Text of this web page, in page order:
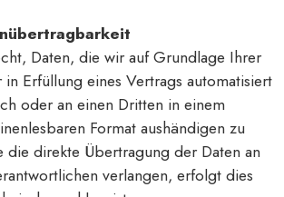
Daten, die wir auf Grundlage Ihrer
Erfüllung eines Vertrags automatisiert
oder an einen Dritten in einem
Format aushändigen zu
die direkte Übertragung der Daten an
verlangen, erfolgt dies